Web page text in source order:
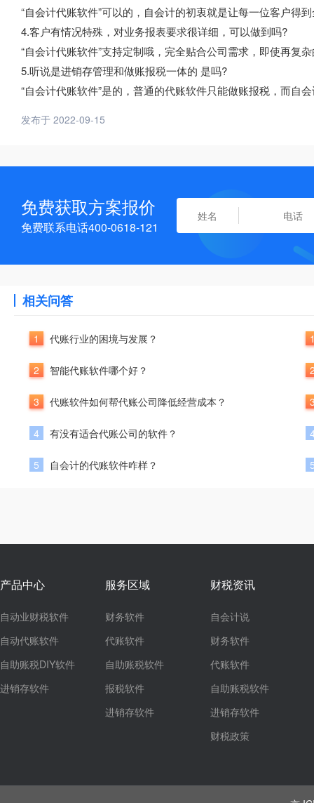
“自会计代账软件”可以的，自会计的初衷就是让每一位客户得
4.客户有情况特殊，对业务报表要求很详细，可以做到吗?
“自会计代账软件”支持定制哦，完全贴合公司需求，即使再复
5.听说是进销存管理和做账报税一体的 是吗?
“自会计代账软件”是的，普通的代账软件只能做账报税，而自
发布于 2022-09-15
免费获取方案报价
免费联系电话400-0618-121
相关问答
1 代账行业的困境与发展？
2 智能代账软件哪个好？
3 代账软件如何帮代账公司降低经营成本？
4 有没有适合代账公司的软件？
5 自会计的代账软件咋样？
产品中心
自动业财税软件
自动代账软件
自助账税DIY软件
进销存软件
服务区域
财务软件
代账软件
自助账税软件
报税软件
进销存软件
财税资讯
自会计说
财务软件
代账软件
自助账税软件
进销存软件
财税政策